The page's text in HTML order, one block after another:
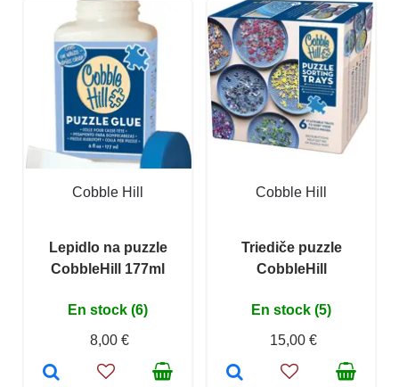
Cobble Hill
Lepidlo na puzzle
CobbleHill 177ml
En stock (6)
8,00 €
Cobble Hill
Triediče puzzle
CobbleHill
En stock (5)
15,00 €